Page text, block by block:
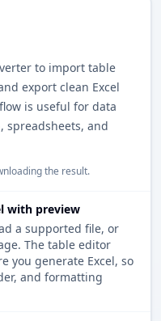
to import table
export clean Excel
is useful for data
spreadsheets, and
the result.
with preview
a supported file, or
The table editor
you generate Excel, so
and formatting